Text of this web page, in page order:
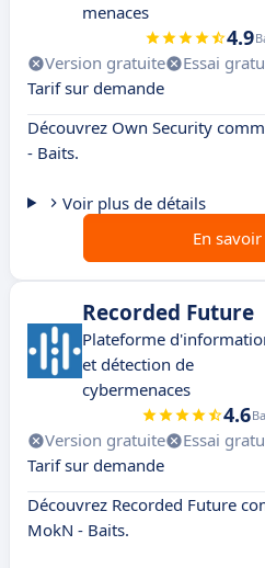
menaces
4.9
Version gratuite Essai
Tarif sur demande
Découvrez Own Security
- Baits.
Voir plus de détails
En
Recorded Future
Plateforme
et détection de
cybermenaces
4.6
Version gratuite Essai
Tarif sur demande
Découvrez Recorded Future
MokN - Baits.